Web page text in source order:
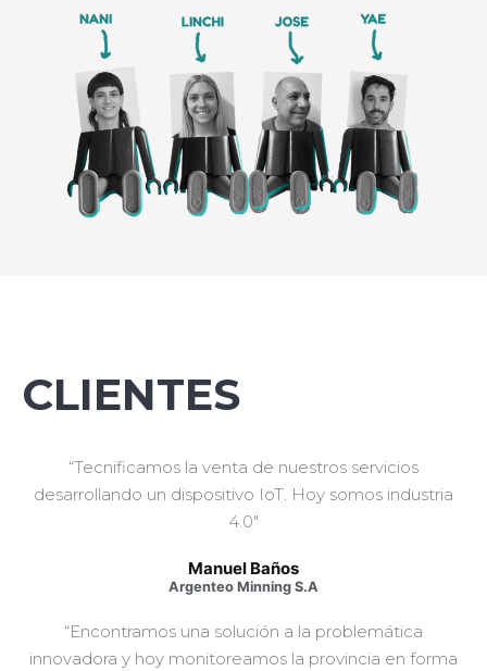
CLIENTES
“Tecnificamos la venta de nuestros servicios
desarrollando un dispositivo IoT. Hoy somos industria
4.0"
Manuel Baños
Argenteo Minning S.A
“Encontramos una solución a la problemática
innovadora y hoy monitoreamos la provincia en forma